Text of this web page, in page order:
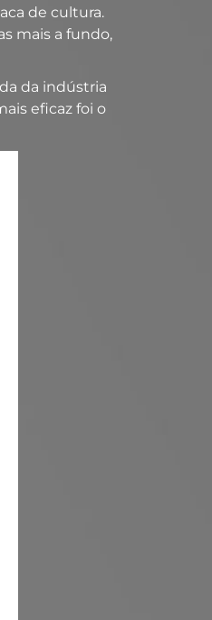
de cultura.
mais a fundo,
da indústria
eficaz foi o